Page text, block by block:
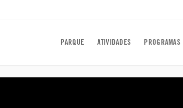
PARQUE ATIVIDADES PROGRAMAS